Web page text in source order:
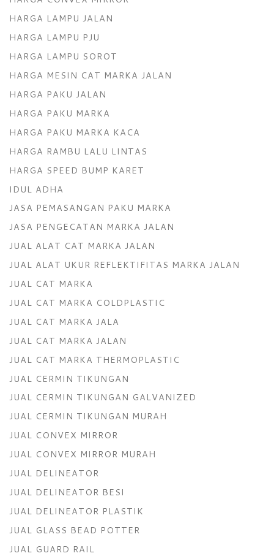
HARGA LAMPU JALAN
HARGA LAMPU PJU
HARGA LAMPU SOROT
HARGA MESIN CAT MARKA JALAN
HARGA PAKU JALAN
HARGA PAKU MARKA
HARGA PAKU MARKA KACA
HARGA RAMBU LALU LINTAS
HARGA SPEED BUMP KARET
IDUL ADHA
JASA PEMASANGAN PAKU MARKA
JASA PENGECATAN MARKA JALAN
JUAL ALAT CAT MARKA JALAN
JUAL ALAT UKUR REFLEKTIFITAS MARKA JALAN
JUAL CAT MARKA
JUAL CAT MARKA COLDPLASTIC
JUAL CAT MARKA JALA
JUAL CAT MARKA JALAN
JUAL CAT MARKA THERMOPLASTIC
JUAL CERMIN TIKUNGAN
JUAL CERMIN TIKUNGAN GALVANIZED
JUAL CERMIN TIKUNGAN MURAH
JUAL CONVEX MIRROR
JUAL CONVEX MIRROR MURAH
JUAL DELINEATOR
JUAL DELINEATOR BESI
JUAL DELINEATOR PLASTIK
JUAL GLASS BEAD POTTER
JUAL GUARD RAIL